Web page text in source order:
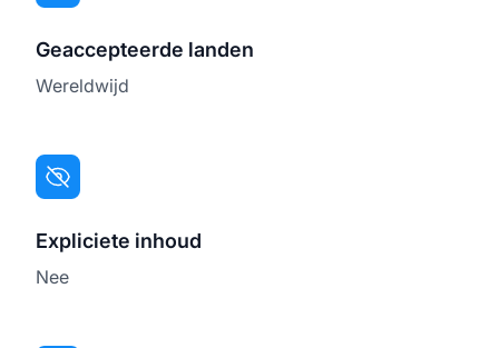
Geaccepteerde landen
Wereldwijd
Expliciete inhoud
Nee